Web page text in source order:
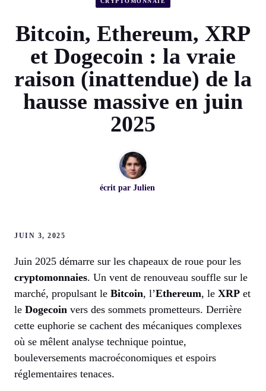
Bitcoin, Ethereum, XRP
et Dogecoin : la vraie
raison (inattendue) de la
hausse massive en juin
2025
écrit par Julien
JUIN 3, 2025
Juin 2025 démarre sur les chapeaux de roue pour les
cryptomonnaies. Un vent de renouveau souffle sur le
marché, propulsant le Bitcoin, l’Ethereum, le XRP et
le Dogecoin vers des sommets prometteurs. Derrière
cette euphorie se cachent des mécaniques complexes
où se mêlent analyse technique pointue,
bouleversements macroéconomiques et espoirs
réglementaires tenaces.